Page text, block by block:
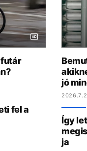
futár
fel a
jó
Így
ja